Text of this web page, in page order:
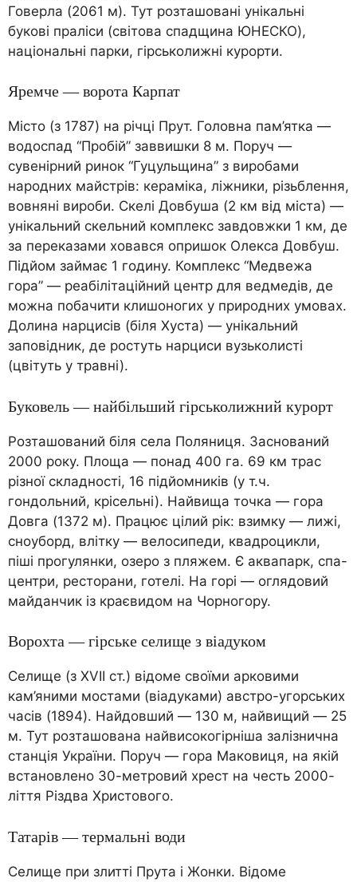
Говерла (2061 м). Тут розташовані унікальні
букові праліси (світова спадщина ЮНЕСКО),
національні парки, гірськолижні курорти.
Яремче — ворота Карпат
Місто (з 1787) на річці Прут. Головна пам’ятка —
водоспад “Пробій” заввишки 8 м. Поруч —
сувенірний ринок “Гуцульщина” з виробами
народних майстрів: кераміка, ліжники, різьблення,
вовняні вироби. Скелі Довбуша (2 км від міста) —
унікальний скельний комплекс завдовжки 1 км, де
за переказами ховався опришок Олекса Довбуш.
Підйом займає 1 годину. Комплекс “Медвежа
гора” — реабілітаційний центр для ведмедів, де
можна побачити клишоногих у природних умовах.
Долина нарцисів (біля Хуста) — унікальний
заповідник, де ростуть нарциси вузьколисті
(цвітуть у травні).
Буковель — найбільший гірськолижний курорт
Розташований біля села Поляниця. Заснований
2000 року. Площа — понад 400 га. 69 км трас
різної складності, 16 підйомників (у т.ч.
гондольний, крісельні). Найвища точка — гора
Довга (1372 м). Працює цілий рік: взимку — лижі,
сноуборд, влітку — велосипеди, квадроцикли,
піші прогулянки, озеро з пляжем. Є аквапарк, спа-
центри, ресторани, готелі. На горі — оглядовий
майданчик із краєвидом на Чорногору.
Ворохта — гірське селище з віадуком
Селище (з XVII ст.) відоме своїми арковими
кам’яними мостами (віадуками) австро-угорських
часів (1894). Найдовший — 130 м, найвищий — 25
м. Тут розташована найвисокогірніша залізнична
станція України. Поруч — гора Маковиця, на якій
встановлено 30-метровий хрест на честь 2000-
ліття Різдва Христового.
Татарів — термальні води
Селище при злитті Прута і Жонки. Відоме